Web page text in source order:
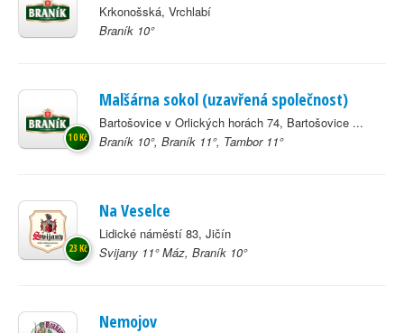
Krkonošská, Vrchlabí
Braník 10°
Malšárna sokol (uzavřená společnost)
Bartošovice v Orlických horách 74, Bartošovice ...
Braník 10°, Braník 11°, Tambor 11°
10 Kč
Na Veselce
Lidické náměstí 83, Jičín
Svijany 11° Máz, Braník 10°
23 Kč
Nemojov